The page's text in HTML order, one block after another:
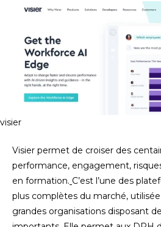
visier
Visier permet de croiser des
performance, engagement,
en formation. C’est l’une des
plus complètes du marché,
grandes organisations disposant